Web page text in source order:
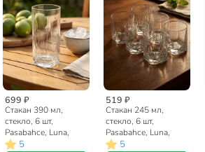
699 ₽
Стакан 390 мл,
стекло, 6 шт,
Pasabahce, Luna,
42358B
5
519 ₽
Стакан 245 мл,
стекло, 6 шт,
Pasabahce, Luna,
42338B
5